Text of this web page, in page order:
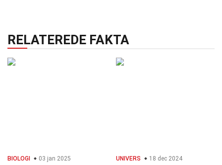
RELATEREDE FAKTA
BIOLOGI 03 jan 2025 UNIVERS 18 dec 2024